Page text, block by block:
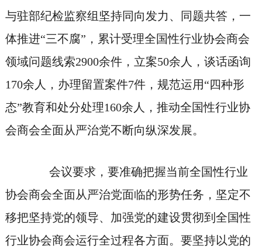
与驻部纪检监察组坚持同向发力、同题共答，一
体推进“三不腐”，累计受理全国性行业协会商会
领域问题线索2900余件，立案50余人，谈话函询
170余人，办理留置案件7件，规范运用“四种形
态”教育和处分处理160余人，推动全国性行业协
会商会全面从严治党不断向纵深发展。
会议要求，要准确把握当前全国性行业
协会商会全面从严治党面临的形势任务，坚定不
移把坚持党的领导、加强党的建设贯彻到全国性
行业协会商会运行全过程各方面。要坚持以党的